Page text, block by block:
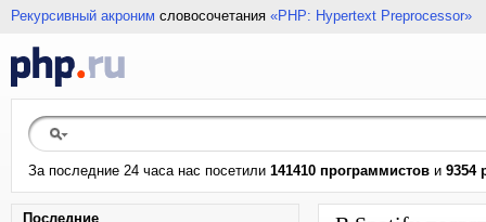
Рекурсивный акроним словосочетания «PHP: Hypertext Preprocessor»
За последние 24 часа нас посетили 141410 программистов и 9354
Последние